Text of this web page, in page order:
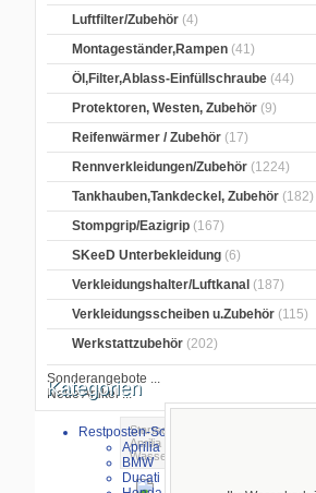
Luftfilter/Zubehör (4)
Montageständer,Rampen (41)
Öl,Filter,Ablass-Einfüllschraube (44)
Protektoren, Westen, Zubehör (9)
Reifenwärmer / Zubehör (17)
Rennverkleidungen/Zubehör (1224)
Tankhauben,Tankdeckel, Zubehör (182)
Stompgrip/Eazigrip (167)
SKeeD Unterbekleidung (6)
Verkleidungshalter/Luftkanal (187)
Verkleidungsscheiben u.Zubehör (115)
Werkstattzubehör (202)
Sonderangebote ...
Neue Artikel ...
Kategorien
Restposten-Sonderverkauf
Aprilia
BMW
Ducati
Startseite
Aprilia
Wasserpumpendeckel Aprilia